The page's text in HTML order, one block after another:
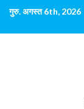
छोड़कर
सामग्री
पर
गुरु. अगस्त 6th, 2026